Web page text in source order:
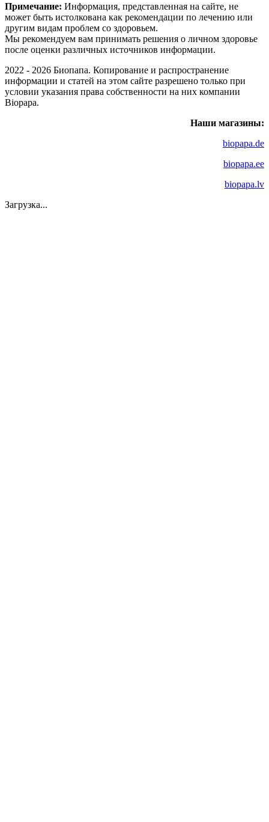
Примечание: Информация, представленная на сайте, не
может быть истолкована как рекомендации по лечению или
другим видам проблем со здоровьем.
Мы рекомендуем вам принимать решения о личном здоровье
после оценки различных источников информации.
2022 - 2026 Биопапа. Копирование и распространение
информации и статей на этом сайте разрешено только при
условии указания права собственности на них компании
Biopapa.
Наши магазины:
biopapa.de
biopapa.ee
biopapa.lv
Загрузка...